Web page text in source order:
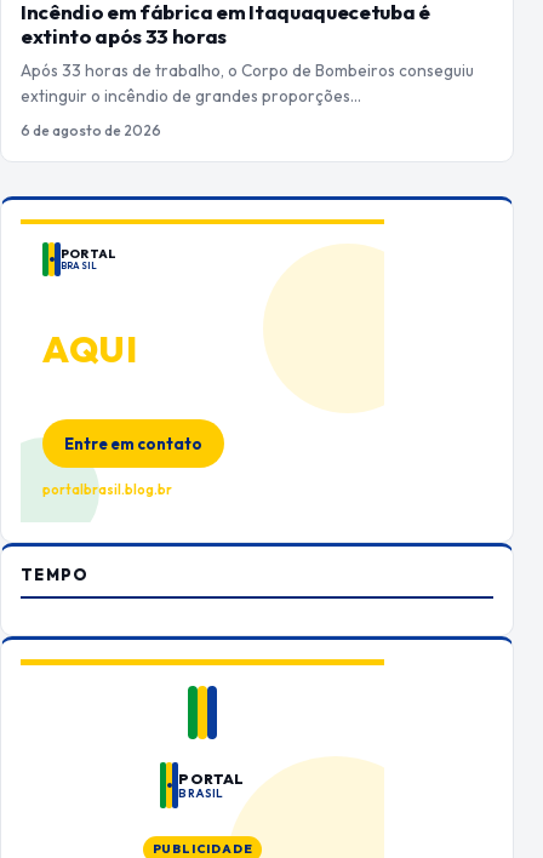
Incêndio em fábrica em Itaquaquecetuba é
extinto após 33 horas
Após 33 horas de trabalho, o Corpo de Bombeiros conseguiu
extinguir o incêndio de grandes proporções…
6 de agosto de 2026
PORTAL
BRASIL
AQUI
Entre em contato
portalbrasil.blog.br
TEMPO
PORTAL
BRASIL
PUBLICIDADE